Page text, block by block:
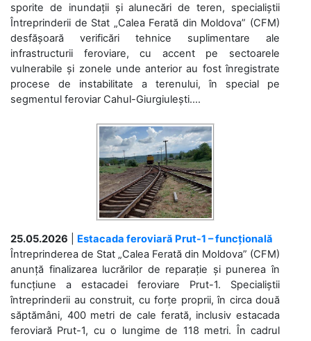
sporite de inundații și alunecări de teren, specialiștii
Întreprinderii de Stat „Calea Ferată din Moldova” (CFM)
desfășoară verificări tehnice suplimentare ale
infrastructurii feroviare, cu accent pe sectoarele
vulnerabile și zonele unde anterior au fost înregistrate
procese de instabilitate a terenului, în special pe
segmentul feroviar Cahul-Giurgiulești....
25.05.2026
Estacada feroviară Prut-1 – funcțională
Întreprinderea de Stat „Calea Ferată din Moldova” (CFM)
anunță finalizarea lucrărilor de reparație și punerea în
funcțiune a estacadei feroviare Prut-1. Specialiștii
întreprinderii au construit, cu forțe proprii, în circa două
săptămâni, 400 metri de cale ferată, inclusiv estacada
feroviară Prut-1, cu o lungime de 118 metri. În cadrul